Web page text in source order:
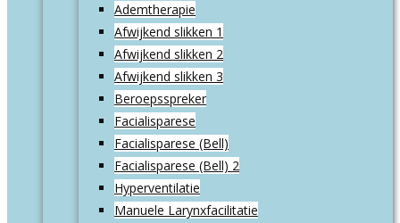
Ademtherapie
Afwijkend slikken 1
Afwijkend slikken 2
Afwijkend slikken 3
Beroepsspreker
Facialisparese
Facialisparese (Bell)
Facialisparese (Bell) 2
Hyperventilatie
Manuele Larynxfacilitatie